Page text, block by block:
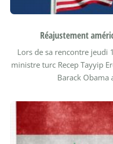
Réajustement
Lors de sa rencontre jeudi
ministre turc Recep Tayyip
Barack Obama